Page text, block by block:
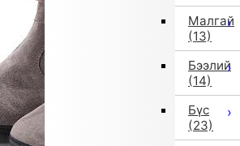
Малгай
(13)
Бээлий
(14)
Бүс
(23)